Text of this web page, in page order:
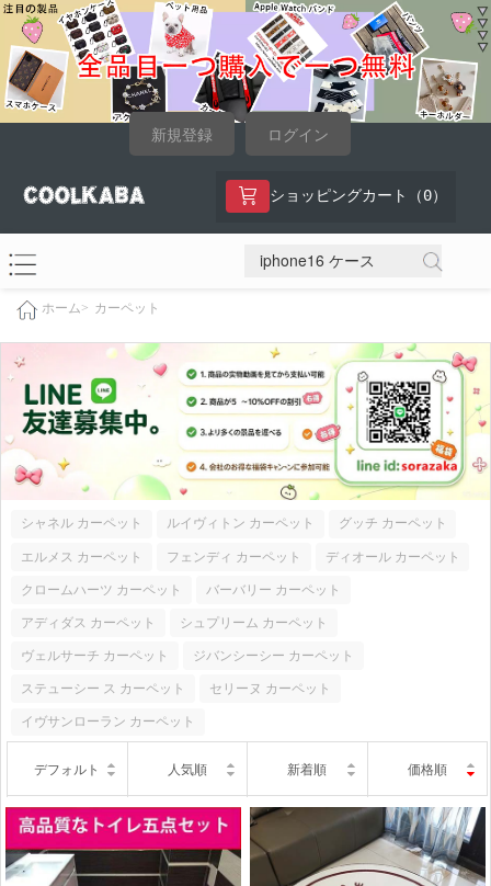
新規登録 ログイン
ショッピングカート（ 0）
ホーム> カーペット
シャネル カーペット ルイヴィトン カーペット グッチ カーペット
エルメス カーペット フェンディ カーペット ディオール カーペット
クロームハーツ カーペット バーバリー カーペット
アディダス カーペット シュプリーム カーペット
ヴェルサーチ カーペット ジバンシーシー カーペット
ステューシー ス カーペット セリーヌ カーペット
イヴサンローラン カーペット
デフォルト 人気順 新着順 価格順